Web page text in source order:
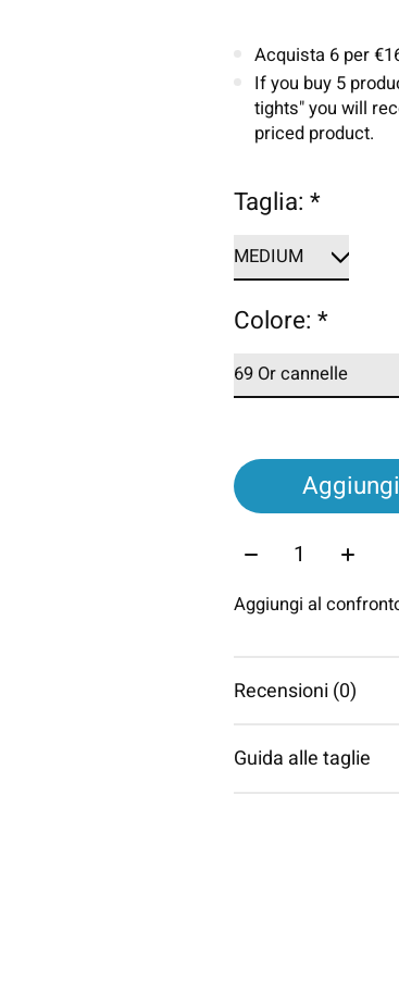
Acquista 6 per
If you buy 5
tights" you will
priced product.
Taglia:*
Colore:*
Quantità:
Aggiungi al
Recensioni (0)
Guida alle taglie